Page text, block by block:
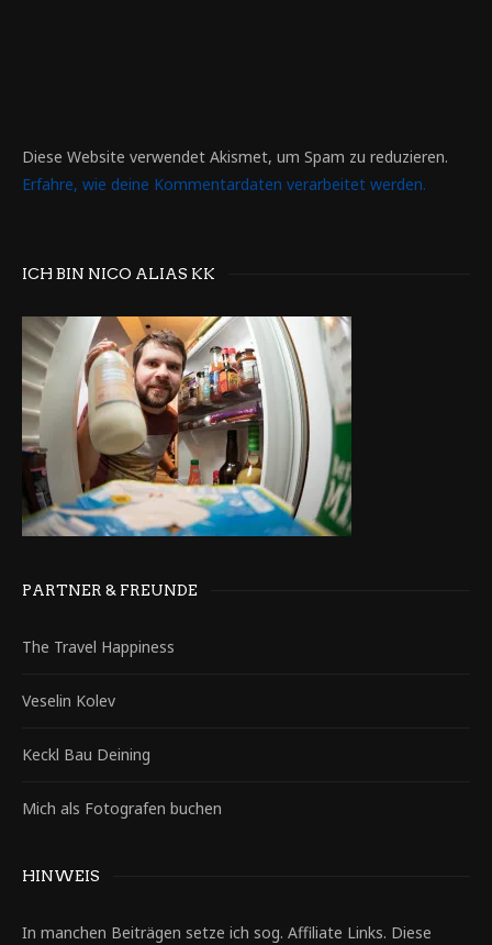
Diese Website verwendet Akismet, um Spam zu reduzieren.
Erfahre, wie deine Kommentardaten verarbeitet werden.
ICH BIN NICO ALIAS KK
PARTNER & FREUNDE
The Travel Happiness
Veselin Kolev
Keckl Bau Deining
Mich als Fotografen buchen
HINWEIS
In manchen Beiträgen setze ich sog. Affiliate Links. Diese